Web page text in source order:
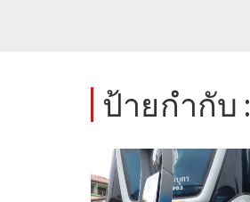
ป้ายกำกับ :